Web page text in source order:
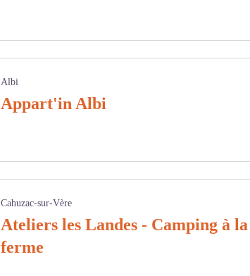
Albi
Appart'in Albi
Cahuzac-sur-Vère
Ateliers les Landes - Camping à la
ferme